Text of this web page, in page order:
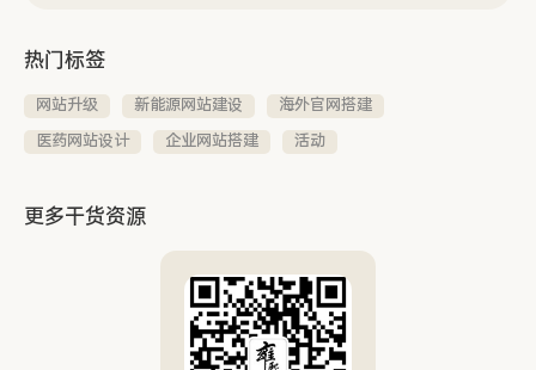
热门标签
网站升级 新能源网站建设
海外官网搭建
医药网站设计
企业网站搭建 活动
更多干货资源